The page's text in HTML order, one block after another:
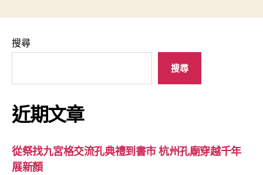
搜尋
搜尋
近期文章
從祭找九宮格交流孔典禮到書市 杭州孔廟穿越千年
展新顏